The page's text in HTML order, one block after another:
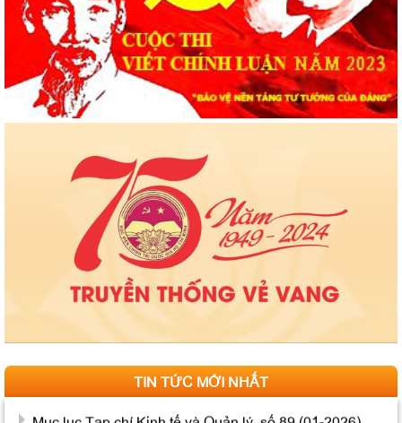
Quyết định số 4232-QĐ/HVCTQG về việc công bố công
khai tình hình thực hiện dự toán chi ngân sách 6 tháng
đầu năm 2026
TIN TỨC MỚI NHẤT
Bế giảng Lớp tập huấn giảng viên giảng dạy nội dung
giáo trình Cao cấp lý luận chính trị mới, môn Nhà nước
và Pháp luật Việt Nam
Thông báo tổ chức bảo vệ luận án tiến sĩ cho Nghiên
cứu sinh Lê Thị Phương
Thông báo tổ chức bảo vệ luận án tiến sĩ cho Nghiên
cứu sinh Nguyễn Minh Hải
Mục lục Tạp chí Kinh tế và Quản lý, số 90 (02-2026)
Mục lục Tạp chí Kinh tế và Quản lý, số 89 (01-2026)